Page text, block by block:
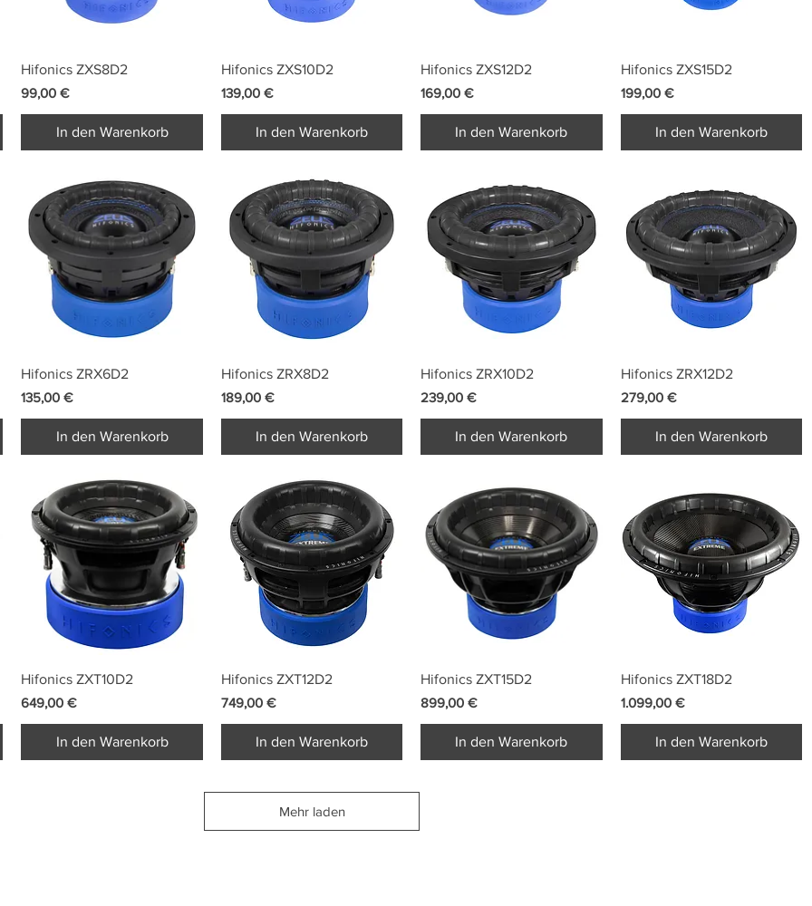
Schnellansicht
Hifonics ZXS8D2
Preis
99,00 €
In den Warenkorb
Schnellansicht
Hifonics ZXS10D2
Preis
139,00 €
In den Warenkorb
Schnellansicht
Hifonics ZXS12D2
Preis
169,00 €
In den Warenkorb
Schnellansicht
Hifonics ZXS15D2
Preis
199,00 €
In den Warenkorb
Schnellansicht
Hifonics ZRX6D2
Preis
135,00 €
In den Warenkorb
Schnellansicht
Hifonics ZRX8D2
Preis
189,00 €
In den Warenkorb
Schnellansicht
Hifonics ZRX10D2
Preis
239,00 €
In den Warenkorb
Schnellansicht
Hifonics ZRX12D2
Preis
279,00 €
In den Warenkorb
Schnellansicht
Hifonics ZXT10D2
Preis
649,00 €
In den Warenkorb
Schnellansicht
Hifonics ZXT12D2
Preis
749,00 €
In den Warenkorb
Schnellansicht
Hifonics ZXT15D2
Preis
899,00 €
In den Warenkorb
Schnellansicht
Hifonics ZXT18D2
Preis
1.099,00 €
In den Warenkorb
Mehr laden